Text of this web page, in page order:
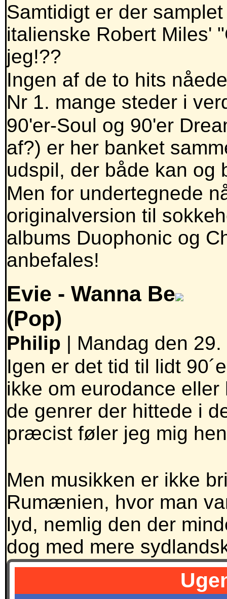
Samtidigt er der
italienske Robert Miles'
jeg!??
Ingen af de to hits
Nr 1. mange steder i
90'er-Soul og 90'er
af?) er her banket
udspil, der både kan og
Men for undertegnede
originalversion til
albums Duophonic og
anbefales!
Evie - Wanna Be
(Pop)
Philip | Mandag den
Igen er det tid til lidt
ikke om eurodance
de genrer der hittede i
præcist føler jeg mig
Men musikken er ikke
Rumænien, hvor man
lyd, nemlig den der
dog med mere